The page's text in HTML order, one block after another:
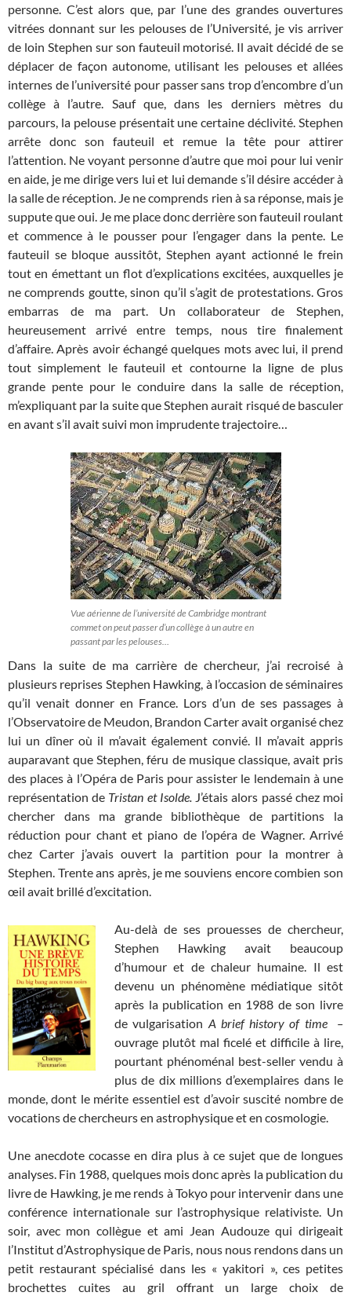
personne. C’est alors que, par l’une des grandes ouvertures
vitrées donnant sur les pelouses de l’Université, je vis arriver
de loin Stephen sur son fauteuil motorisé. Il avait décidé de se
déplacer de façon autonome, utilisant les pelouses et allées
internes de l’université pour passer sans trop d’encombre d’un
collège à l’autre. Sauf que, dans les derniers mètres du
parcours, la pelouse présentait une certaine déclivité. Stephen
arrête donc son fauteuil et remue la tête pour attirer
l’attention. Ne voyant personne d’autre que moi pour lui venir
en aide, je me dirige vers lui et lui demande s’il désire accéder à
la salle de réception. Je ne comprends rien à sa réponse, mais je
suppute que oui. Je me place donc derrière son fauteuil roulant
et commence à le pousser pour l’engager dans la pente. Le
fauteuil se bloque aussitôt, Stephen ayant actionné le frein
tout en émettant un flot d’explications excitées, auxquelles je
ne comprends goutte, sinon qu’il s’agit de protestations. Gros
embarras de ma part. Un collaborateur de Stephen,
heureusement arrivé entre temps, nous tire finalement
d’affaire. Après avoir échangé quelques mots avec lui, il prend
tout simplement le fauteuil et contourne la ligne de plus
grande pente pour le conduire dans la salle de réception,
m’expliquant par la suite que Stephen aurait risqué de basculer
en avant s’il avait suivi mon imprudente trajectoire…
Vue aérienne de l’université de Cambridge montrant
commet on peut passer d’un collège à un autre en
passant par les pelouses…
Dans la suite de ma carrière de chercheur, j’ai recroisé à
plusieurs reprises Stephen Hawking, à l’occasion de séminaires
qu’il venait donner en France. Lors d’un de ses passages à
l’Observatoire de Meudon, Brandon Carter avait organisé chez
lui un dîner où il m’avait également convié. Il m’avait appris
auparavant que Stephen, féru de musique classique, avait pris
des places à l’Opéra de Paris pour assister le lendemain à une
représentation de Tristan et Isolde. J’étais alors passé chez moi
chercher dans ma grande bibliothèque de partitions la
réduction pour chant et piano de l’opéra de Wagner. Arrivé
chez Carter j’avais ouvert la partition pour la montrer à
Stephen. Trente ans après, je me souviens encore combien son
œil avait brillé d’excitation.
Au-delà de ses prouesses de chercheur,
Stephen Hawking avait beaucoup
d’humour et de chaleur humaine. Il est
devenu un phénomène médiatique sitôt
après la publication en 1988 de son livre
de vulgarisation A brief history of time
–
ouvrage plutôt mal ficelé et difficile à lire,
pourtant phénoménal best-seller vendu à
plus de dix millions d’exemplaires dans le
monde, dont le mérite essentiel est d’avoir suscité nombre de
vocations de chercheurs en astrophysique et en cosmologie.
Une anecdote cocasse en dira plus à ce sujet que de longues
analyses. Fin 1988, quelques mois donc après la publication du
livre de Hawking, je me rends à Tokyo pour intervenir dans une
conférence internationale sur l’astrophysique relativiste. Un
soir, avec mon collègue et ami Jean Audouze qui dirigeait
l’Institut d’Astrophysique de Paris, nous nous rendons dans un
petit restaurant spécialisé dans les « yakitori », ces petites
brochettes cuites au gril offrant un large choix de